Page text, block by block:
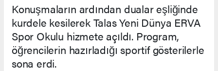
Konuşmaların ardından dualar eşliğinde
kurdele kesilerek Talas Yeni Dünya ERVA
Spor Okulu hizmete açıldı. Program,
öğrencilerin hazırladığı sportif gösterilerle
sona erdi.